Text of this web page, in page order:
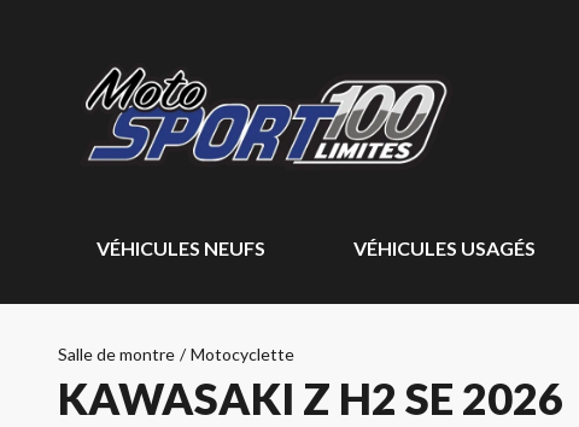
VÉHICULES NEUFS VÉHICULES USAGÉS
Salle de montre / Motocyclette
KAWASAKI Z H2 SE 2026